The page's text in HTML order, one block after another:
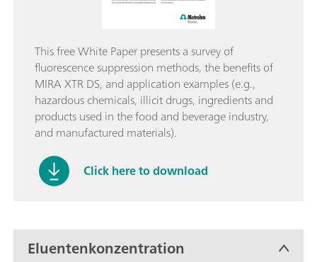
This free White Paper presents a survey of
fluorescence suppression methods, the benefits of
MIRA XTR DS, and application examples (e.g.,
hazardous chemicals, illicit drugs, ingredients and
products used in the food and beverage industry,
and manufactured materials).
Click here to download
Eluentenkonzentration